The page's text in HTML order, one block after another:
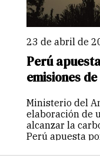
23 de abril de
Perú
emisiones
Ministerio del
elaboración de
alcanzar la
Perú apuesta
podría basarse